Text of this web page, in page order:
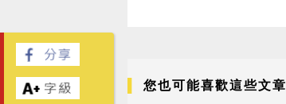
您也可能喜歡這些文章